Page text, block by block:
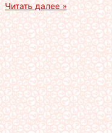
Читать далее »